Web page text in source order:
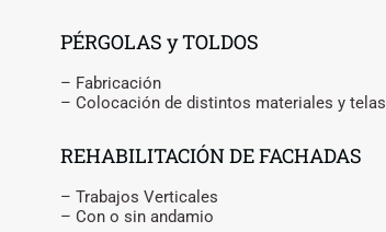
PÉRGOLAS y TOLDOS
– Fabricación
– Colocación de distintos materiales y telas
REHABILITACIÓN DE FACHADAS
– Trabajos Verticales
– Con o sin andamio